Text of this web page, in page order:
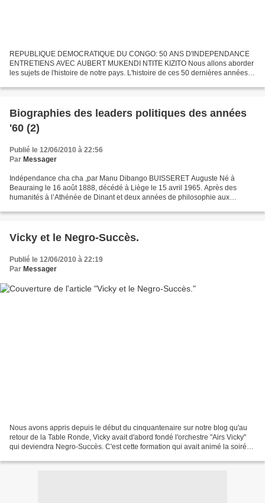
REPUBLIQUE DEMOCRATIQUE DU CONGO: 50 ANS D'INDEPENDANCE
ENTRETIENS AVEC AUBERT MUKENDI NTITE KIZITO Nous allons aborder
les sujets de l'histoire de notre pays. L'histoire de ces 50 dernières années.
Biographies des leaders politiques des années
'60 (2)
Publié le 12/06/2010 à 22:56
Par Messager
Indépendance cha cha ,par Manu Dibango BUISSERET Auguste Né à
Beauraing le 16 août 1888, décédé à Liège le 15 avril 1965. Après des
humanités à l’Athénée de Dinant et deux années de philosophie aux
Vicky et le Negro-Succès.
Publié le 12/06/2010 à 22:19
Par Messager
Nous avons appris depuis le début du cinquantenaire sur notre blog qu'au
retour de la Table Ronde, Vicky avait d'abord fondé l'orchestre "Airs Vicky"
qui deviendra Negro-Succès. C'est cette formation qui avait animé la soirée